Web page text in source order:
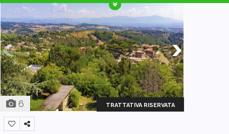
6 TRATTATIVA RISERVATA